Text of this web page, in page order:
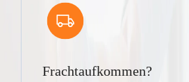
Frachtaufkommen?